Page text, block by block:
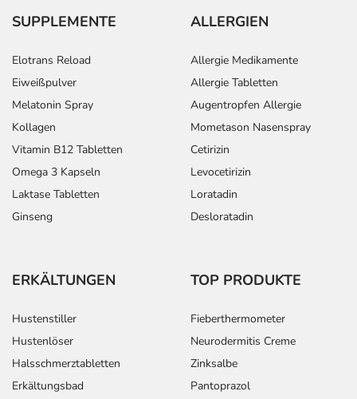
SUPPLEMENTE
Elotrans Reload
Eiweißpulver
Melatonin Spray
Kollagen
Vitamin B12 Tabletten
Omega 3 Kapseln
Laktase Tabletten
Ginseng
ALLERGIEN
Allergie Medikamente
Allergie Tabletten
Augentropfen Allergie
Mometason Nasenspray
Cetirizin
Levocetirizin
Loratadin
Desloratadin
ERKÄLTUNGEN
Hustenstiller
Hustenlöser
Halsschmerztabletten
Erkältungsbad
TOP PRODUKTE
Fieberthermometer
Neurodermitis Creme
Zinksalbe
Pantoprazol